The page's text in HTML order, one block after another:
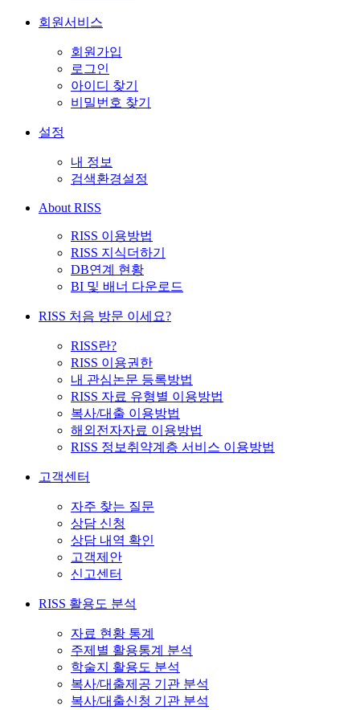
회원서비스
회원가입
로그인
아이디 찾기
비밀번호 찾기
설정
내 정보
검색환경설정
About RISS
RISS 이용방법
RISS 지식더하기
DB연계 현황
BI 및 배너 다운로드
RISS 처음 방문 이세요?
RISS란?
RISS 이용권한
내 관심논문 등록방법
RISS 자료 유형별 이용방법
복사/대출 이용방법
해외전자자료 이용방법
RISS 정보취약계층 서비스 이용방법
고객센터
자주 찾는 질문
상담 신청
상담 내역 확인
고객제안
신고센터
RISS 활용도 분석
자료 현황 통계
주제별 활용통계 분석
학술지 활용도 분석
복사/대출제공 기관 분석
복사/대출신청 기관 분석